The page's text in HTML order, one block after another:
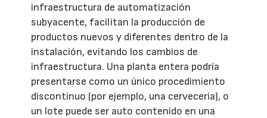
infraestructura de automatización
subyacente, facilitan la producción de
productos nuevos y diferentes dentro de la
instalación, evitando los cambios de
infraestructura. Una planta entera podría
presentarse como un único procedimiento
discontinuo (por ejemplo, una cervecería), o
un lote puede ser auto contenido en una